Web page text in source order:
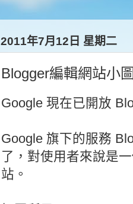
2011年7月12日 星期二
Blogger編輯網站小
Google 現在已開放
Google 旗下的服務
了，對使用者來說是
站。